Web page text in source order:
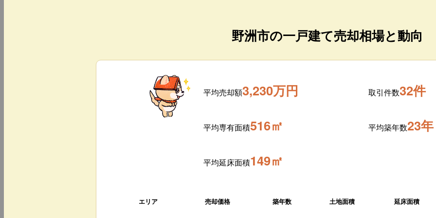
野洲市の一戸建て売却相場と動向
平均売却額3,230万円 取引件数32件
平均専有面積516㎡ 平均築年数23年
平均延床面積149㎡
エリア 売却価格 築年数 土地面積 延床面積